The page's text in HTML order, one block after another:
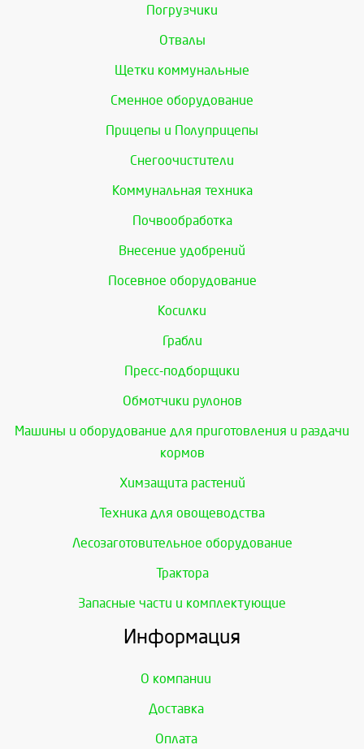
Погрузчики
Отвалы
Щетки коммунальные
Сменное оборудование
Прицепы и Полуприцепы
Снегоочистители
Коммунальная техника
Почвообработка
Внесение удобрений
Посевное оборудование
Косилки
Грабли
Пресс-подборщики
Обмотчики рулонов
Машины и оборудование для приготовления и раздачи
кормов
Химзащита растений
Техника для овощеводства
Лесозаготовительное оборудование
Трактора
Запасные части и комплектующие
Информация
О компании
Доставка
Оплата